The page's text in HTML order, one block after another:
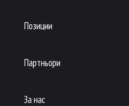
Позиции
Партньори
За нас